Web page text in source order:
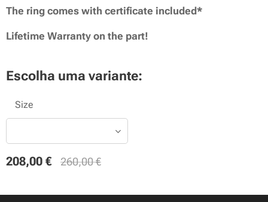
The ring comes with certificate included*
Lifetime Warranty on the part!
Escolha uma variante:
Size
208,00 € 260,00€